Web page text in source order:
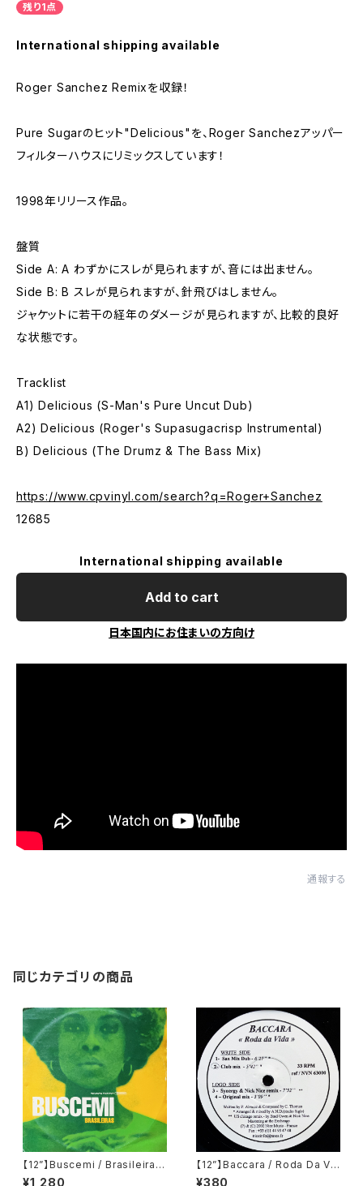
残り1点
International shipping available
Roger Sanchez Remixを収録！
Pure Sugarのヒット"Delicious"を、Roger Sanchezアッパー
フィルターハウスにリミックスしています！
1998年リリース作品。
盤質
Side A: A わずかにスレが見られますが、音には出ません。
Side B: B スレが見られますが、針飛びはしません。
ジャケットに若干の経年のダメージが見られますが、比較的良好
な状態です。
Tracklist
A1) Delicious (S-Man's Pure Uncut Dub)
A2) Delicious (Roger's Supasugacrisp Instrumental)
B) Delicious (The Drumz & The Bass Mix)
https://www.cpvinyl.com/search?q=Roger+Sanchez
12685
International shipping available
Add to cart
日本国内にお住まいの方向け
通報する
同じカテゴリの商品
【12”】Buscemi / Brasileiras
(Downsall Plastics) (DSL 0
¥1,280
【12”】Baccara / Roda Da Vi
da (Nice Music) (NVN 630
¥380